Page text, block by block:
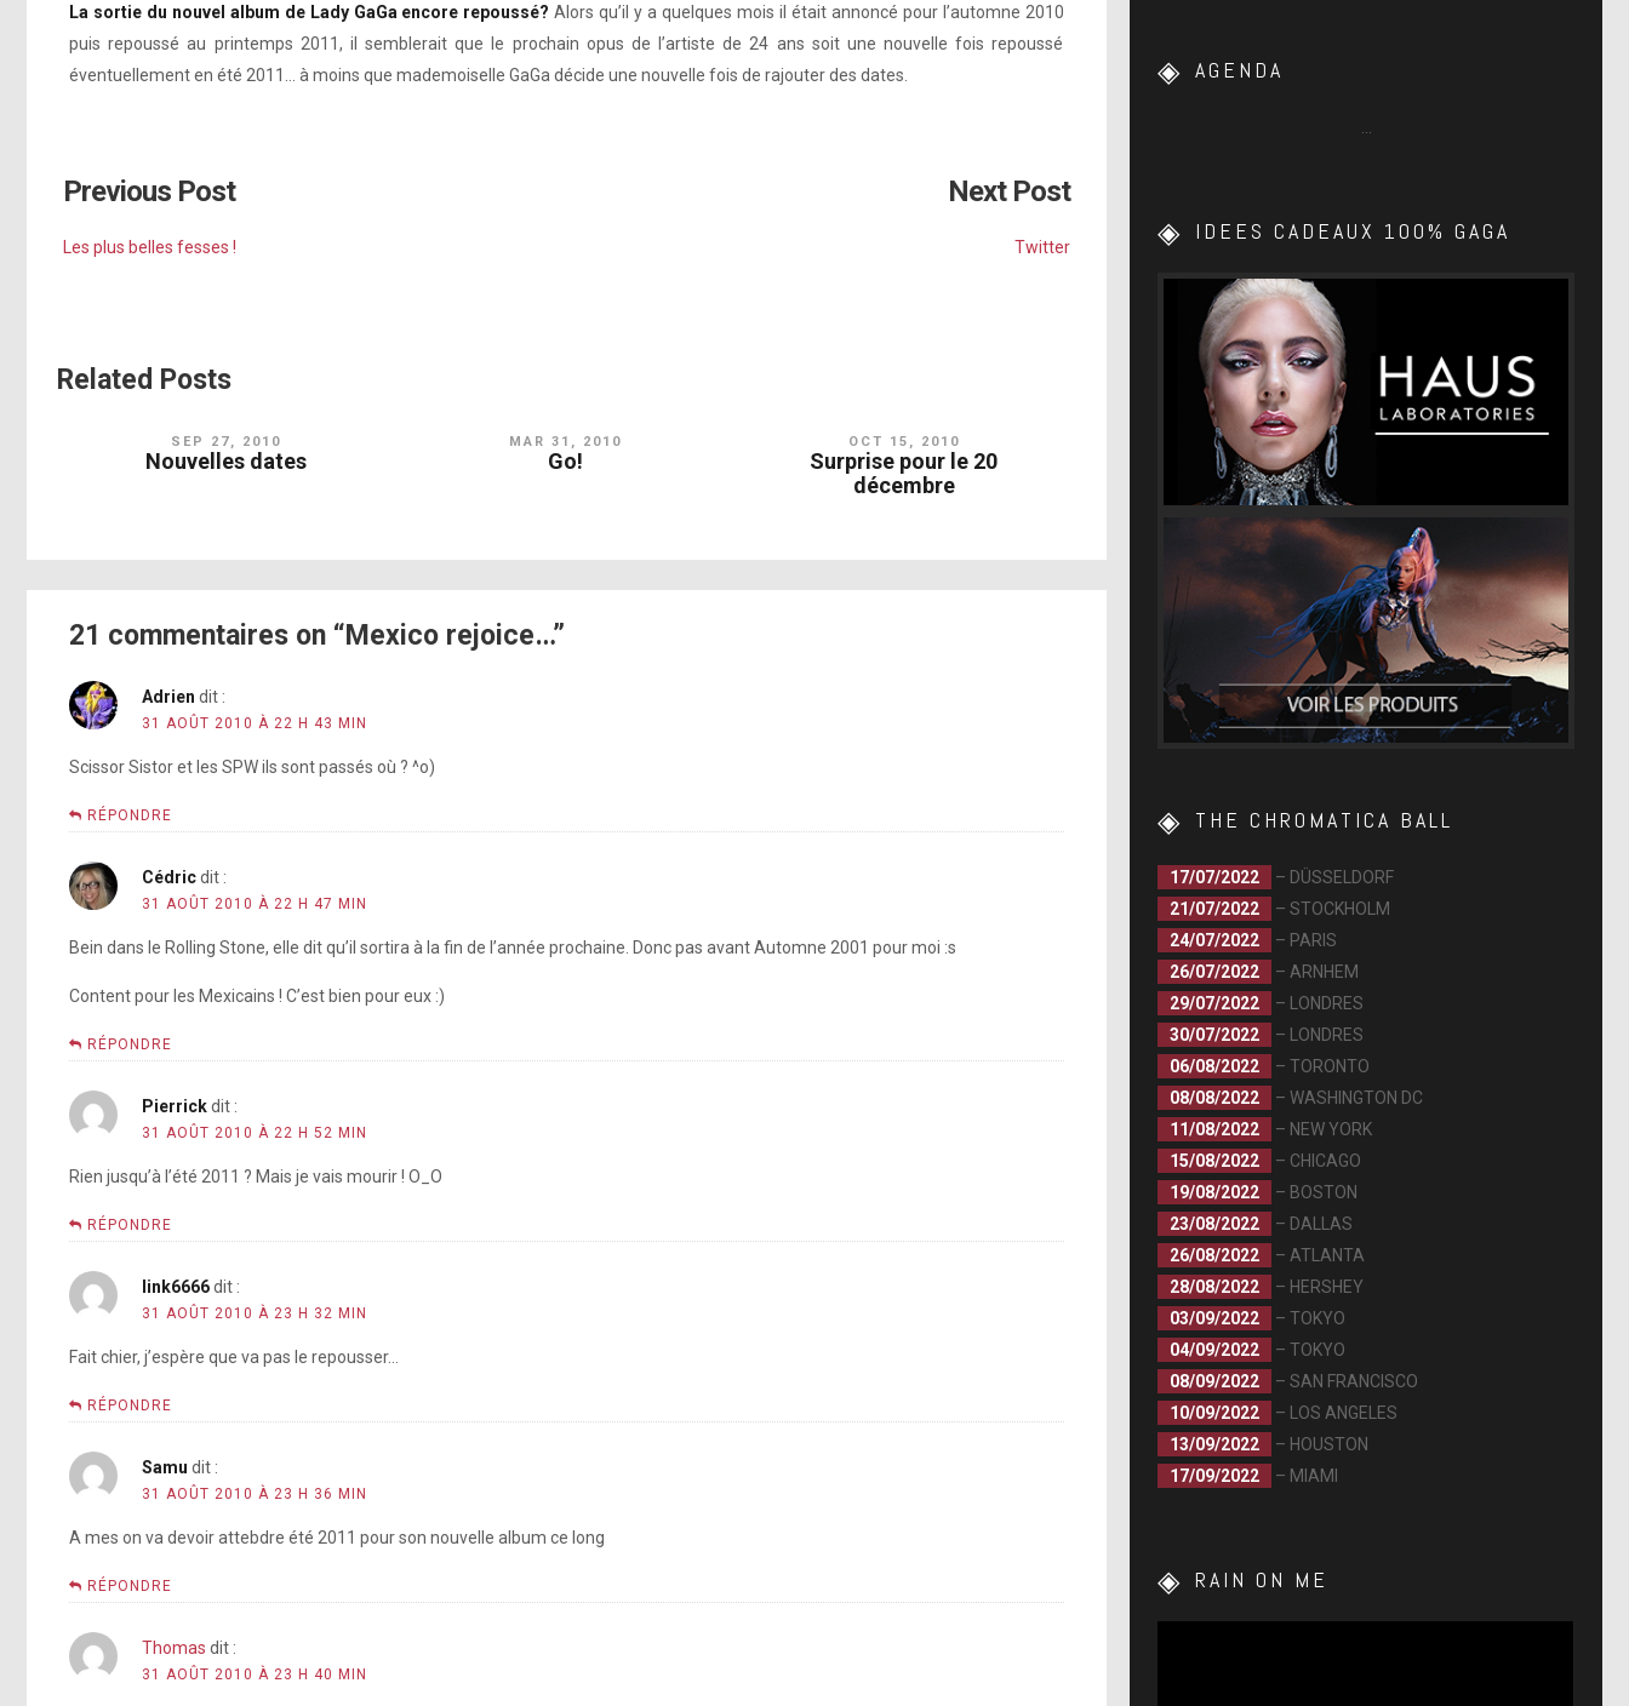
La sortie du nouvel album de Lady GaGa encore repoussé? Alors qu’il y a quelques mois il était annoncé pour l’automne 2010
puis repoussé au printemps 2011, il semblerait que le prochain opus de l’artiste de 24 ans soit une nouvelle fois repoussé
éventuellement en été 2011… à moins que mademoiselle GaGa décide une nouvelle fois de rajouter des dates.
Previous Post
Les plus belles fesses !
Next Post
Twitter
Related Posts
SEP 27, 2010
Nouvelles dates
MAR 31, 2010
Go!
OCT 15, 2010
Surprise pour le 20
décembre
21 commentaires on “Mexico rejoice…”
Adrien dit :
31 AOÛT 2010 À 22 H 43 MIN
Scissor Sistor et les SPW ils sont passés où ? ^o)
RÉPONDRE
Cédricdit :
31 AOÛT 2010 À 22 H 47 MIN
Bein dans le Rolling Stone, elle dit qu’il sortira à la fin de l’année prochaine. Donc pas avant Automne 2001 pour moi :s
Content pour les Mexicains ! C’est bien pour eux :)
RÉPONDRE
Pierrickdit :
31 AOÛT 2010 À 22 H 52 MIN
Rien jusqu’à l’été 2011 ? Mais je vais mourir ! O_O
RÉPONDRE
link6666dit :
31 AOÛT 2010 À 23 H 32 MIN
Fait chier, j’espère que va pas le repousser…
RÉPONDRE
Samu dit :
31 AOÛT 2010 À 23 H 36 MIN
A mes on va devoir attebdre été 2011 pour son nouvelle album ce long
RÉPONDRE
Thomas dit :
31 AOÛT 2010 À 23 H 40 MIN
AGENDA
IDEES CADEAUX 100% GAGA
THE CHROMATICA BALL
17/07/2022
– DÜSSELDORF
21/07/2022
– STOCKHOLM
24/07/2022
– PARIS
26/07/2022
– ARNHEM
29/07/2022
– LONDRES
30/07/2022
– LONDRES
06/08/2022
– TORONTO
08/08/2022
– WASHINGTON DC
11/08/2022
– NEW YORK
15/08/2022
– CHICAGO
19/08/2022
– BOSTON
23/08/2022
– DALLAS
26/08/2022
– ATLANTA
28/08/2022
– HERSHEY
03/09/2022
– TOKYO
04/09/2022
– TOKYO
08/09/2022
– SAN FRANCISCO
10/09/2022
– LOS ANGELES
13/09/2022
– HOUSTON
17/09/2022
– MIAMI
RAIN ON ME